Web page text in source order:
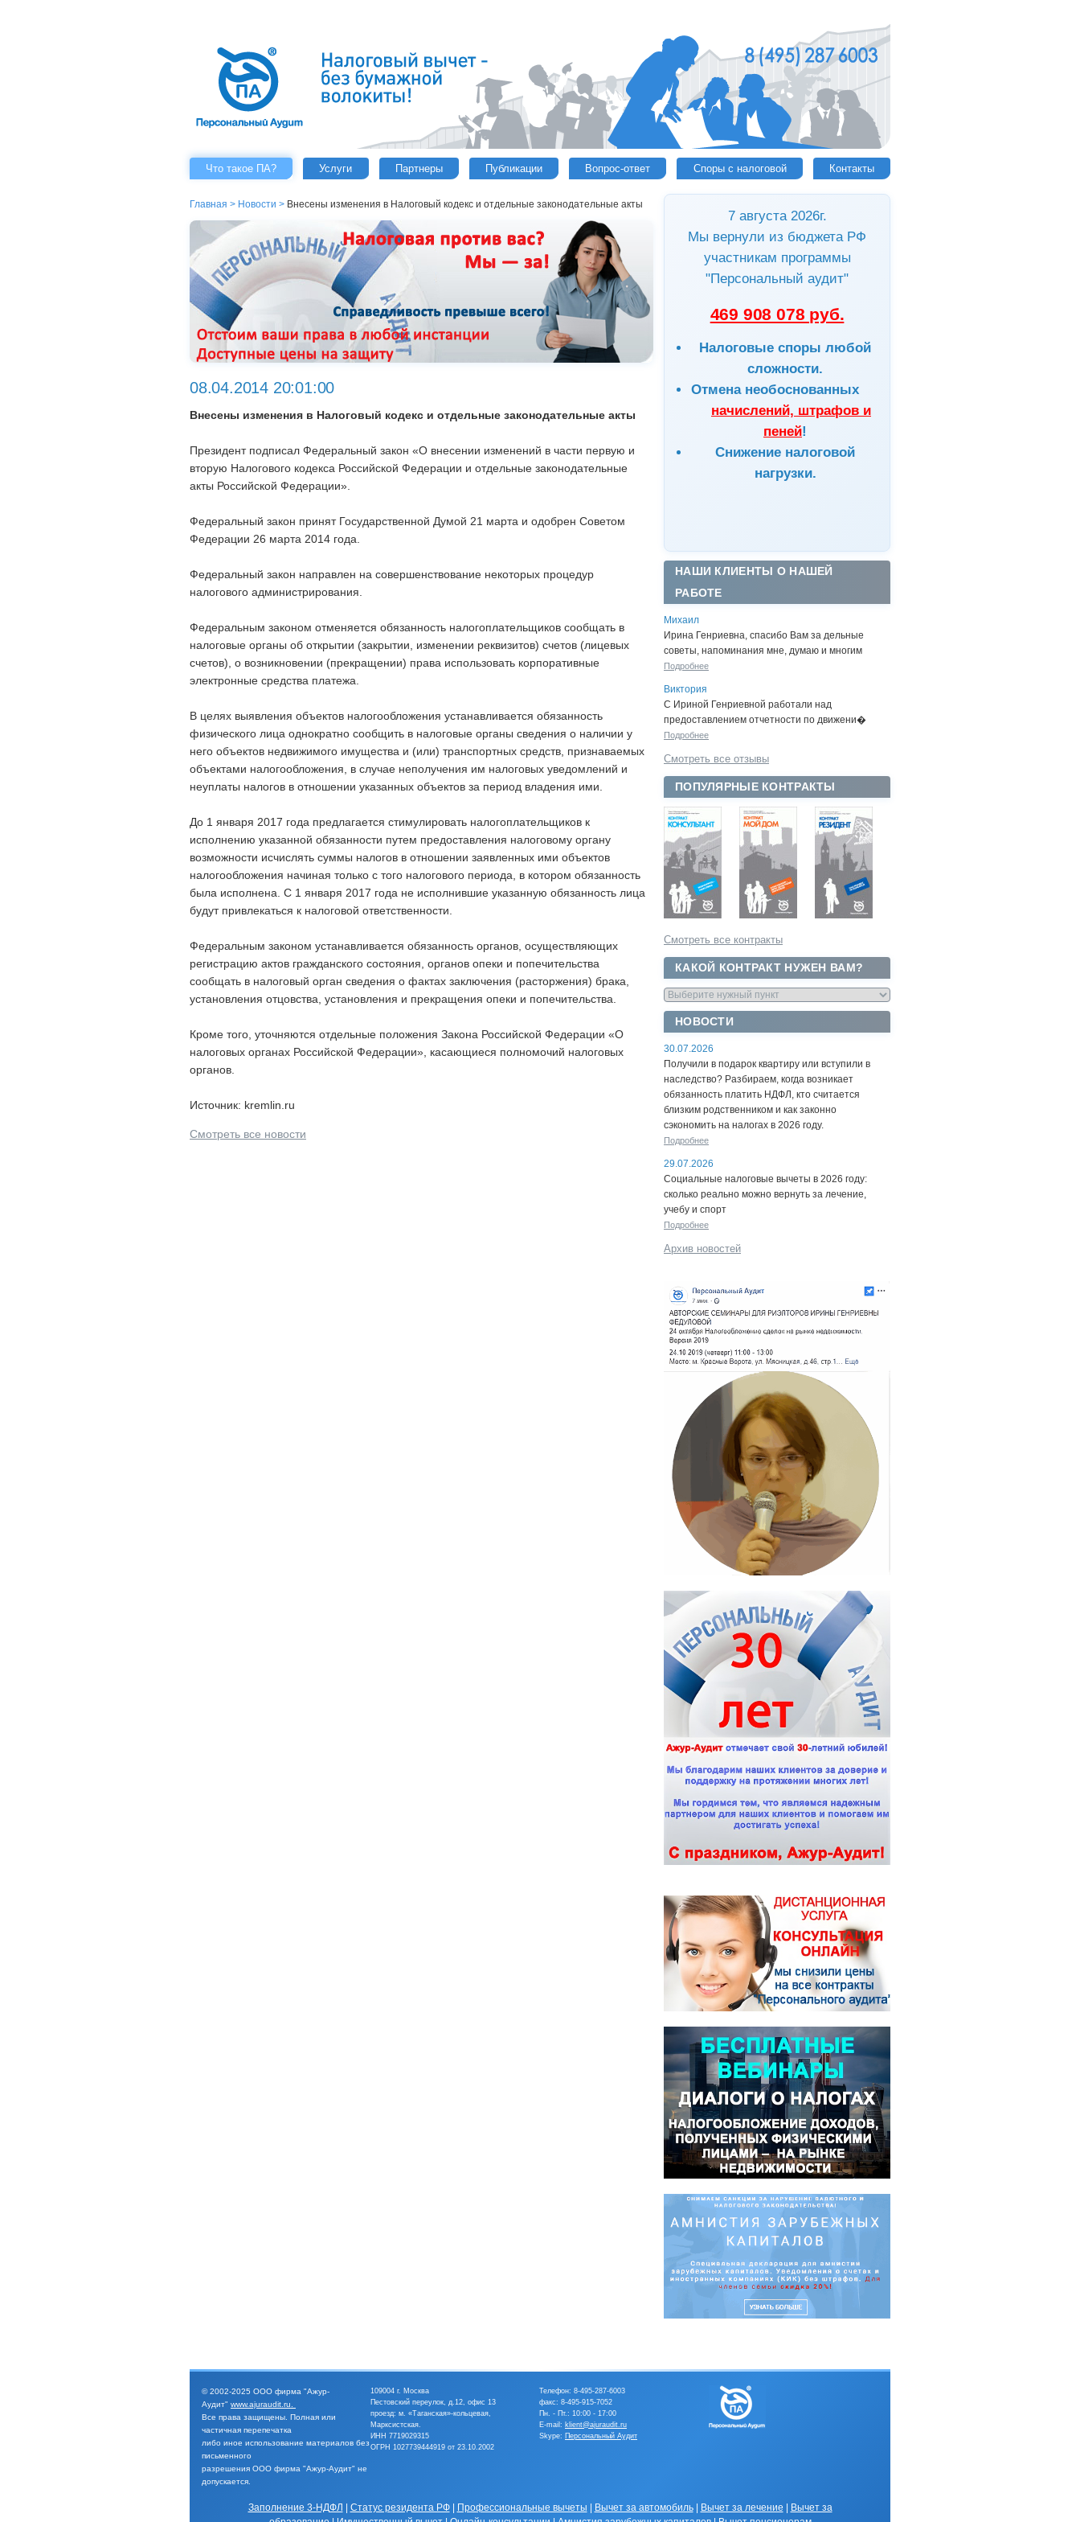
Что такое ПА? Услуги Партнеры Публикации Вопрос-ответ Споры с налоговой Контакты
7 августа 2026г.
Мы вернули из бюджета РФ
участникам программы
"Персональный аудит"
469 908 078 руб.
Налоговые споры любой
сложности.
Отмена необоснованных
начислений, штрафов и
пеней!
Снижение налоговой
нагрузки.
НАШИ КЛИЕНТЫ О НАШЕЙ
РАБОТЕ
Михаил
Ирина Генриевна, спасибо Вам за дельные
советы, напоминания мне, думаю и многим
Подробнее
Виктория
С Ириной Генриевной работали над
предоставлением отчетности по движени�
Подробнее
Смотреть все отзывы
ПОПУЛЯРНЫЕ КОНТРАКТЫ
Смотреть все контракты
КАКОЙ КОНТРАКТ НУЖЕН ВАМ?
НОВОСТИ
30.07.2026
Получили в подарок квартиру или вступили в
наследство? Разбираем, когда возникает
обязанность платить НДФЛ, кто считается
близким родственником и как законно
сэкономить на налогах в 2026 году.
Подробнее
29.07.2026
Социальные налоговые вычеты в 2026 году:
сколько реально можно вернуть за лечение,
учебу и спорт
Подробнее
Архив новостей
Главная > Новости > Внесены изменения в Налоговый кодекс и отдельные законодательные акты
08.04.2014 20:01:00
Внесены изменения в Налоговый кодекс и отдельные законодательные акты
Президент подписал Федеральный закон «О внесении изменений в части первую и
вторую Налогового кодекса Российской Федерации и отдельные законодательные
акты Российской Федерации».
Федеральный закон принят Государственной Думой 21 марта и одобрен Советом
Федерации 26 марта 2014 года.
Федеральный закон направлен на совершенствование некоторых процедур
налогового администрирования.
Федеральным законом отменяется обязанность налогоплательщиков сообщать в
налоговые органы об открытии (закрытии, изменении реквизитов) счетов (лицевых
счетов), о возникновении (прекращении) права использовать корпоративные
электронные средства платежа.
В целях выявления объектов налогообложения устанавливается обязанность
физического лица однократно сообщить в налоговые органы сведения о наличии у
него объектов недвижимого имущества и (или) транспортных средств, признаваемых
объектами налогообложения, в случае неполучения им налоговых уведомлений и
неуплаты налогов в отношении указанных объектов за период владения ими.
До 1 января 2017 года предлагается стимулировать налогоплательщиков к
исполнению указанной обязанности путем предоставления налоговому органу
возможности исчислять суммы налогов в отношении заявленных ими объектов
налогообложения начиная только с того налогового периода, в котором обязанность
была исполнена. С 1 января 2017 года не исполнившие указанную обязанность лица
будут привлекаться к налоговой ответственности.
Федеральным законом устанавливается обязанность органов, осуществляющих
регистрацию актов гражданского состояния, органов опеки и попечительства
сообщать в налоговый орган сведения о фактах заключения (расторжения) брака,
установления отцовства, установления и прекращения опеки и попечительства.
Кроме того, уточняются отдельные положения Закона Российской Федерации «О
налоговых органах Российской Федерации», касающиеся полномочий налоговых
органов.
Источник: kremlin.ru
Смотреть все новости
© 2002-2025 ООО фирма "Ажур-
Аудит" www.ajuraudit.ru
Все права защищены. Полная или
частичная перепечатка
либо иное использование материалов без
письменного
разрешения ООО фирма "Ажур-Аудит" не
допускается.
109004 г. Москва
Пестовский переулок, д.12, офис 13
проезд: м. «Таганская»-кольцевая,
Марксистская.
ИНН 7719029315
ОГРН 1027739444919 от 23.10.2002
Телефон: 8-495-287-6003
факс: 8-495-915-7052
Пн. - Пт.: 10:00 - 17:00
E-mail: klient@ajuraudit.ru
Skype: Персональный Аудит
Заполнение 3-НДФЛ | Статус резидента РФ| Профессиональные вычеты | Вычет за автомобиль| Вычет за лечение | Вычет за